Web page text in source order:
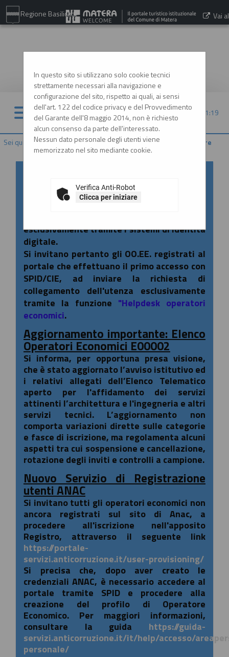
Regione Basilicata Vai al
06/08/2026 21:19
Sei qui: Home»Procedure d'appalto e contratti»Gare e procedure
In questo sito si utilizzano solo cookie tecnici
strettamente necessari alla navigazione e
configurazione del sito, rispetto ai quali, ai sensi
dell'art. 122 del codice privacy e del Provvedimento
del Garante dell'8 maggio 2014, non è richiesto
alcun consenso da parte dell'interessato.
Nessun dato personale degli utenti viene
memorizzato nel sito mediante cookie.
Verifica Anti-Robot
Clicca per iniziare
SPID/CIE: istruzioni
In ottemperanza alle normative vigenti
esclusivamente tramite i sistemi di identità
digitale.
Si invitano pertanto gli OO.EE. registrati al
portale che effettuano il primo accesso con
SPID/CIE, ad inviare la richiesta di
collegamento dell'utenza esclusivamente
tramite la funzione "Helpdesk operatori
economici.
Aggiornamento importante: Elenco
Operatori Economici E00002
Si informa, per opportuna presa visione,
che è stato aggiornato l’avviso istitutivo ed
i relativi allegati dell’Elenco Telematico
aperto per l'affidamento dei servizi
attinenti l’architettura e l'ingegneria e altri
servizi tecnici. L’aggiornamento non
comporta variazioni dirette sulle categorie
e fasce di iscrizione, ma regolamenta alcuni
aspetti tra cui sospensione e cancellazione,
rotazione degli inviti e controlli a campione.
Nuovo Servizio di Registrazione
utenti ANAC
Si invitano tutti gli operatori economici non
ancora registrati sul sito di Anac, a
procedere all'iscrizione nell'apposito
Registro, attraverso il seguente link
https://portale-
servizi.anticorruzione.it/user-provisioning/
Si precisa che, dopo aver creato le
credenziali ANAC, è necessario accedere al
portale tramite SPID e procedere alla
creazione del profilo di Operatore
Economico. Per maggiori informazioni,
consultare la guida https://guida-
servizi.anticorruzione.it/it/help/accesso/
personale/